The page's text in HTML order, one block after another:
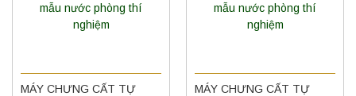
MÁY CHƯNG CẤT TỰ
MÁY CHƯNG CẤT TỰ